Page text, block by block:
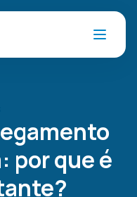
por que é